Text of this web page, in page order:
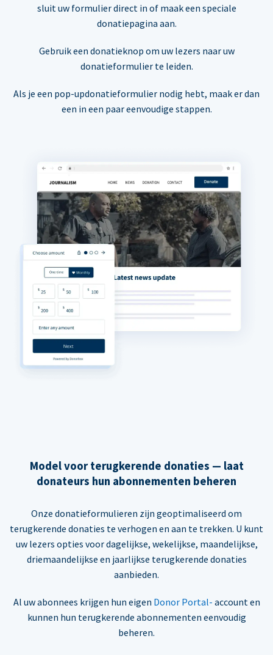
sluit uw formulier direct in of maak een speciale
donatiepagina aan.
Gebruik een donatieknop om uw lezers naar uw
donatieformulier te leiden.
Als je een pop-updonatieformulier nodig hebt, maak er dan
een in een paar eenvoudige stappen.
Model voor terugkerende donaties — laat
donateurs hun abonnementen beheren
Onze donatieformulieren zijn geoptimaliseerd om
terugkerende donaties te verhogen en aan te trekken. U kunt
uw lezers opties voor dagelijkse, wekelijkse, maandelijkse,
driemaandelijkse en jaarlijkse terugkerende donaties
aanbieden.
Al uw abonnees krijgen hun eigen Donor Portal- account en
kunnen hun terugkerende abonnementen eenvoudig
beheren.